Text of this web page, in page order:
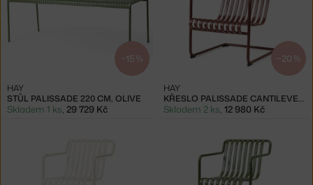
−15 %
STŮL PALISSADE 220 CM, OLIVE
HAY
Skladem 1 ks, 29 729 Kč
−20 %
KŘESLO PALISSADE CANTILEVER LOW, IRON RED
HAY
Skladem 2 ks, 12 980 Kč